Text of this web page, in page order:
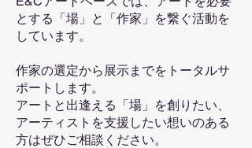
とする「場」と「作家」を繋ぐ活動を
しています。
作家の選定から展示までをトータルサ
ポートします。
アートと出逢える「場」を創りたい、
アーティストを支援したい想いのある
方はぜひご相談ください。